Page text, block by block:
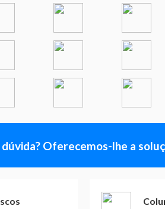
dúvida? Oferecemos-lhe a